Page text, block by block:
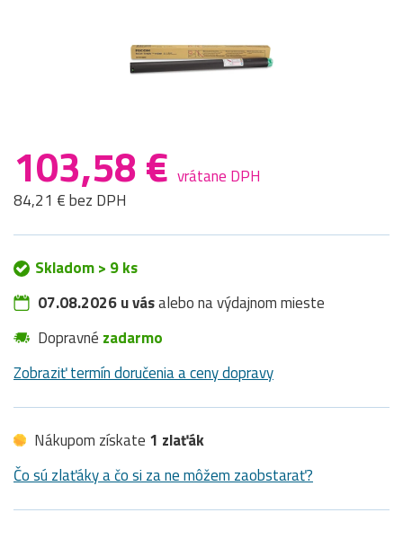
103,58 € vrátane DPH
84,21 € bez DPH
Skladom > 9 ks
07.08.2026 u vásalebo na výdajnom mieste
Dopravné zadarmo
Zobraziť termín doručenia a ceny dopravy
Nákupom získate 1 zlaťák
Čo sú zlaťáky a čo si za ne môžem zaobstarať?